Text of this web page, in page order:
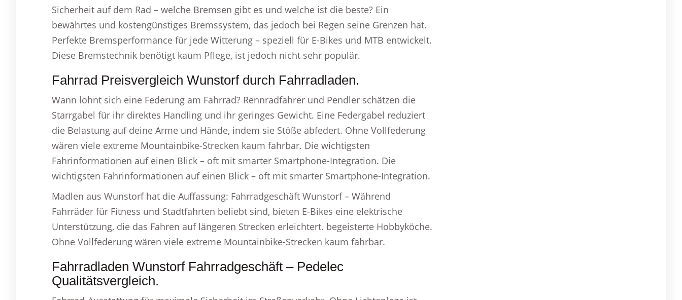
Sicherheit auf dem Rad – welche Bremsen gibt es und welche ist die beste? Ein
bewährtes und kostengünstiges Bremssystem, das jedoch bei Regen seine Grenzen hat.
Perfekte Bremsperformance für jede Witterung – speziell für E-Bikes und MTB entwickelt.
Diese Bremstechnik benötigt kaum Pflege, ist jedoch nicht sehr populär.
Fahrrad Preisvergleich Wunstorf durch Fahrradladen.
Wann lohnt sich eine Federung am Fahrrad? Rennradfahrer und Pendler schätzen die
Starrgabel für ihr direktes Handling und ihr geringes Gewicht. Eine Federgabel reduziert
die Belastung auf deine Arme und Hände, indem sie Stöße abfedert. Ohne Vollfederung
wären viele extreme Mountainbike-Strecken kaum fahrbar. Die wichtigsten
Fahrinformationen auf einen Blick – oft mit smarter Smartphone-Integration. Die
wichtigsten Fahrinformationen auf einen Blick – oft mit smarter Smartphone-Integration.
Madlen aus Wunstorf hat die Auffassung: Fahrradgeschäft Wunstorf – Während
Fahrräder für Fitness und Stadtfahrten beliebt sind, bieten E-Bikes eine elektrische
Unterstützung, die das Fahren auf längeren Strecken erleichtert. begeisterte Hobbyköche.
Ohne Vollfederung wären viele extreme Mountainbike-Strecken kaum fahrbar.
Fahrradladen Wunstorf Fahrradgeschäft – Pedelec
Qualitätsvergleich.